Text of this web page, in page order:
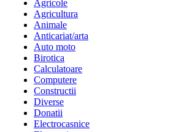
Agricole
Agricultura
Animale
Anticariat/arta
Auto moto
Birotica
Calculatoare
Computere
Constructii
Diverse
Donatii
Electrocasnice